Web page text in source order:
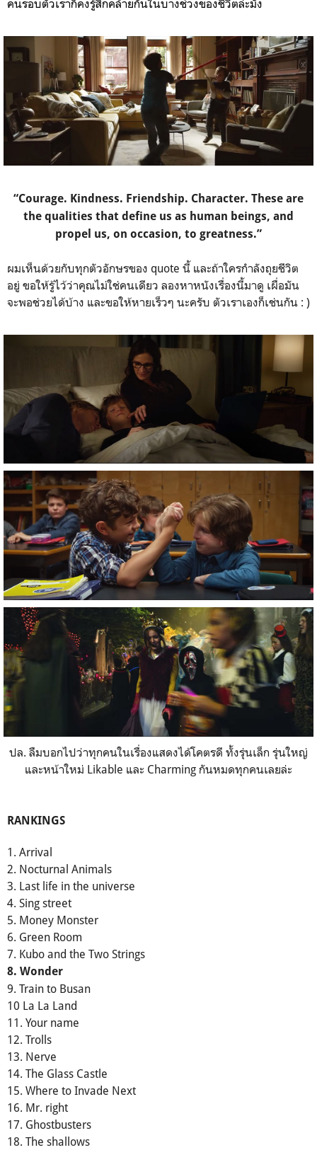
คนรอบตัวเราก็คงรู้สึกคล้ายกันในบางช่วงของชีวิตล่ะมั้ง
“Courage. Kindness. Friendship. Character. These are
the qualities that define us as human beings, and
propel us, on occasion, to greatness.”
ผมเห็นด้วยกับทุกตัวอักษรของ quote นี้ และถ้าใครกำลังถุยชีวิต
อยู่ ขอให้รู้ไว้ว่าคุณไม่ใช่คนเดียว ลองหาหนังเรื่องนี้มาดู เผื่อมัน
จะพอช่วยได้บ้าง และขอให้หายเร็วๆ นะครับ ตัวเราเองก็เช่นกัน : )
ปล. ลืมบอกไปว่าทุกคนในเรื่องแสดงได้โคตรดี ทั้งรุ่นเล็ก รุ่นใหญ่
และหน้าใหม่ Likable และ Charming กันหมดทุกคนเลยล่ะ
RANKINGS
1. Arrival
2. Nocturnal Animals
3. Last life in the universe
4. Sing street
5. Money Monster
6. Green Room
7. Kubo and the Two Strings
8. Wonder
9. Train to Busan
10 La La Land
11. Your name
12. Trolls
13. Nerve
14. The Glass Castle
15. Where to Invade Next
16. Mr. right
17. Ghostbusters
18. The shallows